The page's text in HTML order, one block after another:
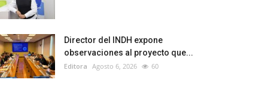
Director del INDH expone
observaciones al proyecto que...
Editora Agosto 6, 2026 60